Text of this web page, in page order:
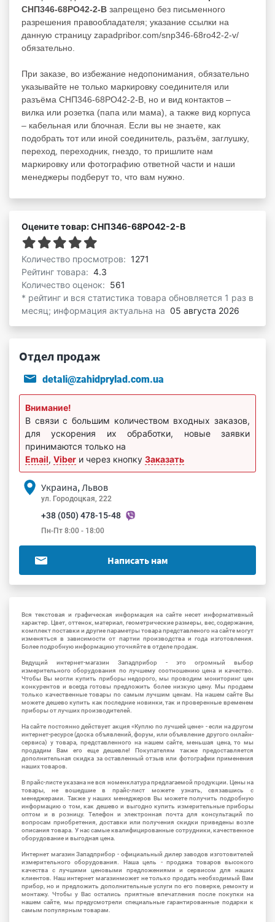
СНП346-68РО42-2-В запрещено без письменного
разрешения правообладателя; указание ссылки на
данную страницу zapadpribor.com/snp346-68ro42-2-v/
обязательно.
При заказе, во избежание недопонимания, обязательно
указывайте не только маркировку соединителя или
разъёма СНП346-68РО42-2-В, но и вид контактов –
вилка или розетка (папа или мама), а также вид корпуса
– кабельная или блочная. Если вы не знаете, как
подобрать тот или иной соединитель, разъём, заглушку,
переход, переходник, гнездо, то пришлите нам
маркировку или фотографию ответной части и наши
менеджеры подберут то, что вам нужно.
Оцените товар: СНП346-68РО42-2-В
Количество просмотров: 1271
Рейтинг товара: 4.3
Количество оценок: 561
* рейтинг и вся статистика товара обновляется 1 раз в
месяц; информация актуальна на 05 августа 2026
Отдел продаж
detali@zahidprylad.com.ua
Внимание!
В связи с большим количеством входных заказов,
для ускорения их обработки, новые заявки
принимаются только на
Email, Viber и через кнопку Заказать
Украина, Львов
ул. Городоцкая, 222
+38 (050) 478-15-48
Пн-Пт 8:00 - 18:00
Написать нам
Вся текстовая и графическая информация на сайте несет информативный
характер. Цвет, оттенок, материал, геометрические размеры, вес, содержание,
комплект поставки и другие параметры товара представленого на сайте могут
изменяться в зависимости от партии производства и года изготовления.
Более подробную информацию уточняйте в отделе продаж.
Ведущий интернет-магазин Западприбор - это огромный выбор
измерительного оборудования по лучшему соотношению цена и качество.
Чтобы Вы могли купить приборы недорого, мы проводим мониторинг цен
конкурентов и всегда готовы предложить более низкую цену. Мы продаем
только качественные товары по самым лучшим ценам. На нашем сайте Вы
можете дешево купить как последние новинки, так и проверенные временем
приборы от лучших производителей.
На сайте постоянно действует акция «Куплю по лучшей цене» - если на другом
интернет-ресурсе (доска объявлений, форум, или объявление другого онлайн-
сервиса) у товара, представленного на нашем сайте, меньшая цена, то мы
продадим Вам его еще дешевле! Покупателям также предоставляется
дополнительная скидка за оставленный отзыв или фотографии применения
наших товаров.
В прайс-листе указана не вся номенклатура предлагаемой продукции. Цены на
товары, не вошедшие в прайс-лист можете узнать, связавшись с
менеджерами. Также у наших менеджеров Вы можете получить подробную
информацию о том, как дешево и выгодно купить измерительные приборы
оптом и в розницу. Телефон и электронная почта для консультаций по
вопросам приобретения, доставки или получения скидки приведены возле
описания товара. У нас самые квалифицированные сотрудники, качественное
оборудование и выгодная цена.
Интернет магазин Западприбор - официальный дилер заводов изготовителей
измерительного оборудования. Наша цель - продажа товаров высокого
качества с лучшими ценовыми предложениями и сервисом для наших
клиентов. Наш интернет магазинможет не только продать необходимый Вам
прибор, но и предложить дополнительные услуги по его поверке, ремонту и
монтажу. Чтобы у Вас остались приятные впечатления после покупки на
нашем сайте, мы предусмотрели специальные гарантированные подарки к
самым популярным товарам.